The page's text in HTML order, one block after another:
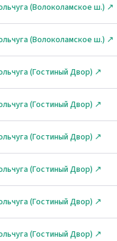
(Волоколамское ш.) ↗
(Волоколамское ш.) ↗
(Гостиный Двор) ↗
(Гостиный Двор) ↗
(Гостиный Двор) ↗
(Гостиный Двор) ↗
(Гостиный Двор) ↗
(Гостиный Двор) ↗